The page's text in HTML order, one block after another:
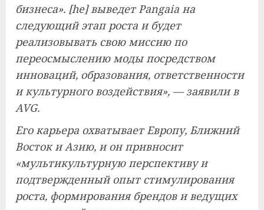
бизнеса». [he] выведет Pangaia на
следующий этап роста и будет
реализовывать свою миссию по
переосмыслению моды посредством
инноваций, образования, ответственности
и культурного воздействия», — заявили в
AVG.
Его карьера охватывает Европу, Ближний
Восток и Азию, и он привносит
«мультикультурную перспективу и
подтвержденный опыт стимулирования
роста, формирования брендов и ведущих